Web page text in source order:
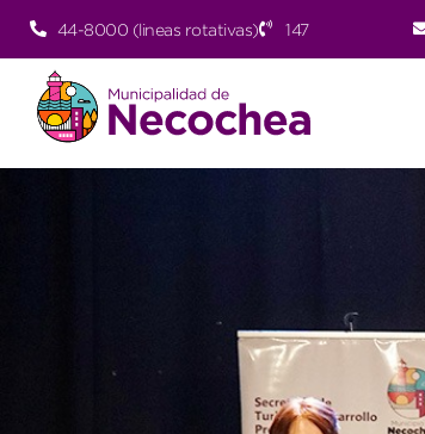
44-8000 (lineas rotativas) 147